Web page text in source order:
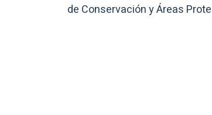
de Conservación y Áreas